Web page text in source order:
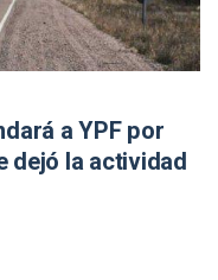
a YPF por
dejó la actividad